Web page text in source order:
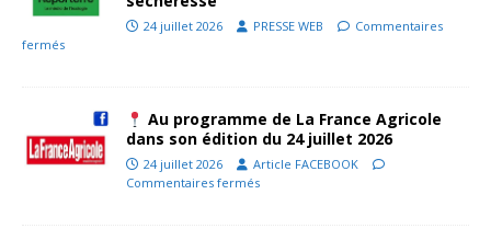
24 juillet 2026 PRESSE WEB
Commentaires
fermés
Au programme de La France Agricole
dans son édition du 24 juillet 2026
24 juillet 2026
Article FACEBOOK
Commentaires fermés